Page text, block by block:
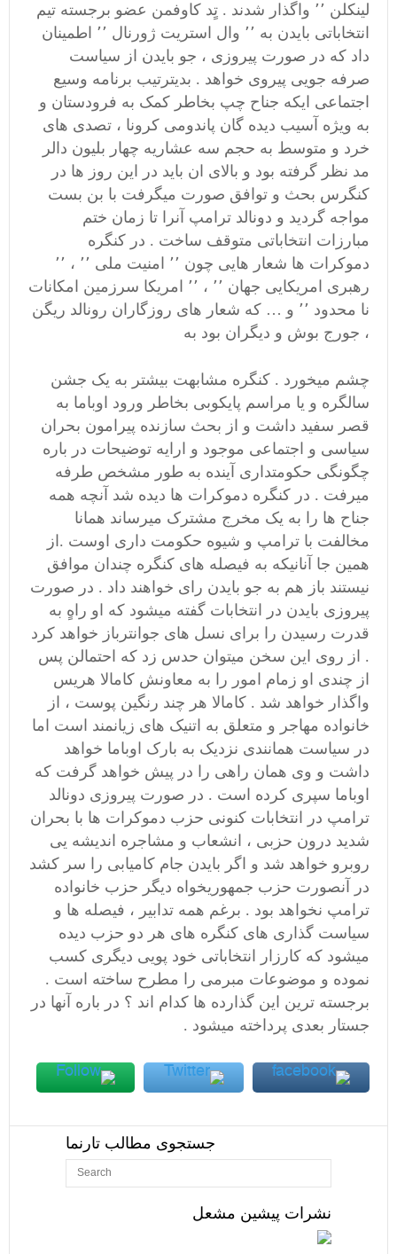
لینکلن ٬٬ واگذار شدند . تٍد کاوفمن عضو برجسته تیم
انتخاباتی بایدن به ٬٬ وال استریت ژورنال ٬٬ اطمینان
داد که در صورت پیروزی ، جو بایدن از سیاست
صرفه جویی پیروی خواهد . بدیترتیب برنامه وسیع
اجتماعی ایکه جناح چپ بخاطر کمک به فرودستان و
به ویژه آسیب دیده گان پاندومی کرونا ، تصدی های
خرد و متوسط به حجم سه عشاریه چهار بلیون دالر
مد نظر گرفته بود و بالای ان باید در این روز ها در
کنگرس بحث و توافق صورت میگرفت با بن بست
مواجه گردید و دونالد ترامپ آنرا تا زمان ختم
مبارزات انتخاباتی متوقف ساخت . در کنگره
دموکرات ها شعار هایی چون ٬٬ امنیت ملی ٬٬ ، ٬٬
رهبری امریکایی جهان ٬٬ ، ٬٬ امریکا سرزمین امکانات
نا محدود ٬٬ و … که شعار های روزگاران رونالد ریگن
، جورج بوش و دیگران بود به
چشم میخورد . کنگره مشابهت بیشتر به یک جشن
سالگره و یا مراسم پایکوبی بخاطر ورود اوباما به
قصر سفید داشت و از بحث سازنده پیرامون بحران
سیاسی و اجتماعی موجود و ارایه توضیحات در باره
چگونگی حکومتداری آینده به طور مشخص طرفه
میرفت . در کنگره دموکرات ها دیده شد آنچه همه
جناح ها را به یک مخرج مشترک میرساند همانا
مخالفت با ترامپ و شیوه حکومت داری اوست .از
همین جا آنانیکه به فیصله های کنگره چندان موافق
نیستند باز هم به جو بایدن رای خواهند داد . در صورت
پیروزی بایدن در انتخابات گفته میشود که او راهٍ به
قدرت رسیدن را برای نسل های جوانترباز خواهد کرد
. از روی این سخن میتوان حدس زد که احتمالن پس
از چندی او زمام امور را به معاونش کامالا هریس
واگذار خواهد شد . کامالا هر چند رنگین پوست ، از
خانواده مهاجر و متعلق به اتنیک های زیانمند است اما
در سیاست همانندی نزدیک به بارک اوباما خواهد
داشت و وی همان راهی را در پیش خواهد گرفت که
اوباما سپری کرده است . در صورت پیروزی دونالد
ترامپ در انتخابات کنونی حزب دموکرات ها با بحران
شدید درون حزبی ، انشعاب و مشاجره اندیشه یی
روبرو خواهد شد و اگر بایدن جام کامیابی را سر کشد
در آنصورت حزب جمهوریخواه دیگر حزب خانواده
ترامپ نخواهد بود . برغم همه تدابیر ، فیصله ها و
سیاست گذاری های کنگره های هر دو حزب دیده
میشود که کارزار انتخاباتی خود پویی دیگری کسب
نموده و موضوعات مبرمی را مطرح ساخته است .
برجسته ترین این گذارده ها کدام اند ؟ در باره آنها در
جستار بعدی پرداخته میشود .
جستجوی مطالب تارنما
نشرات پیشین مشعل